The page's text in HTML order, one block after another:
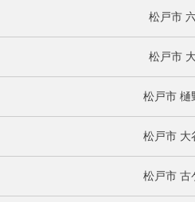
松戸市
松戸市
松戸市 樋
松戸市 大
松戸市 古